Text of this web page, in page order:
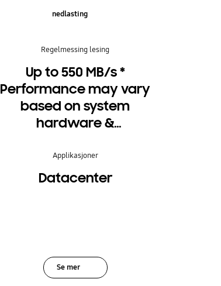
nedlasting
Regelmessing lesing
Up to 550 MB/s *
Performance may vary
based on system
hardware &
Applikasjoner
Datacenter
Se mer